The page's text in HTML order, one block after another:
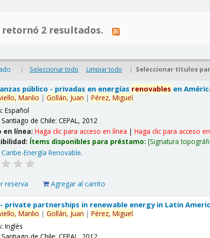
retornó 2 resultados.
| Seleccionar todo Limpiar todo | Seleccionar títulos
público - privadas en energías renovables en
Manlio |Gollán, Juan |Pérez, Miguel.
Español
Santiago de Chile: CEPAL, 2012
en línea:Haga clic para acceso en línea |Haga clic para acceso
Ítems disponibles para préstamo: Signatura
Caribe-Energía Renovable.
reserva Agregar al carrito
private partnerships in renewable energy in Latin
Manlio |Gollán, Juan |Pérez, Miguel.
Inglés